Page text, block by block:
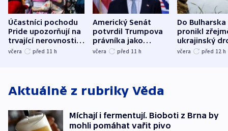
Účastníci pochodu
Pride upozorňují na
trvající nerovnosti i
společenskou
včera před 11 h
Americký Senát
potvrdil Trumpova
právníka jako
ministra
včera před 11 h
Do Bulharska
pronikl
ukrajinský
explodoval
včera před 12 h
Aktuálně z rubriky Věda
Míchají i fermentují. Bioboti z Brna by
mohli pomáhat vařit pivo